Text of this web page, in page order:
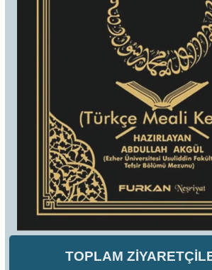
TOPLAM